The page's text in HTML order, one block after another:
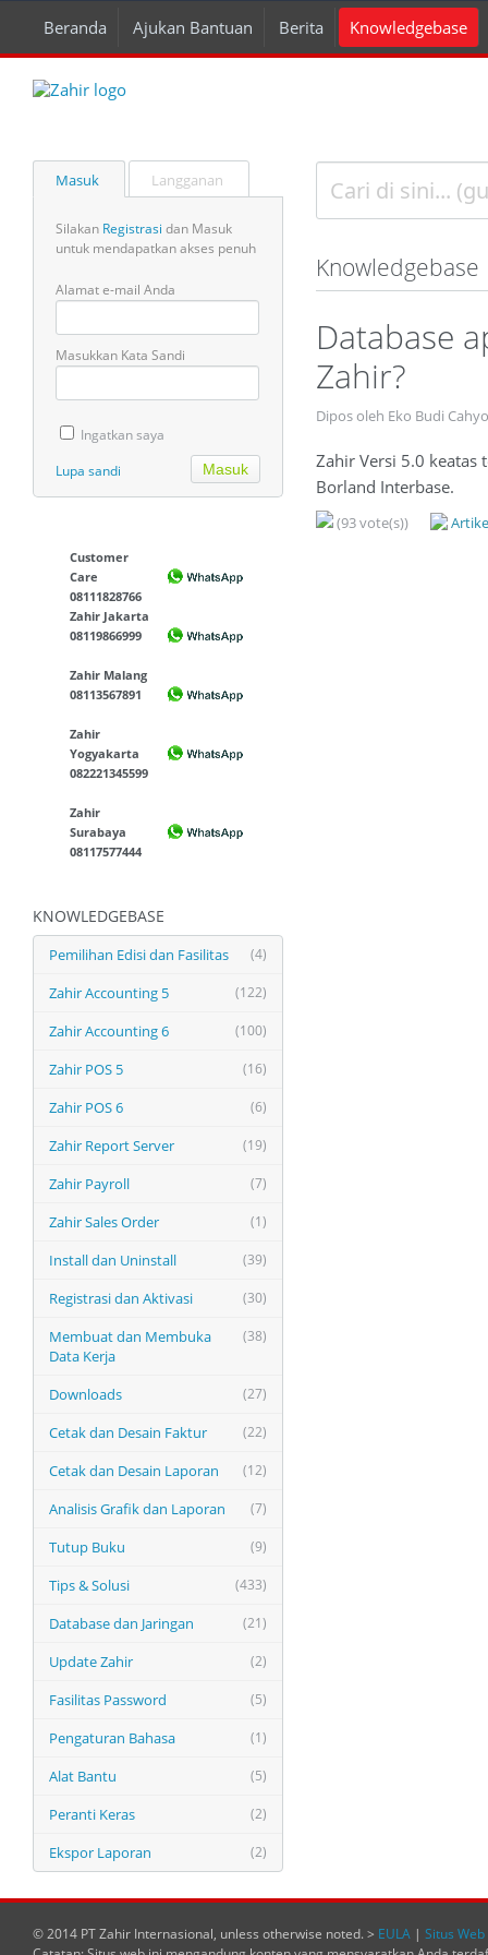
Beranda Ajukan Bantuan Berita Knowledgebase
Masuk Langganan
Silakan Registrasi dan Masuk
untuk mendapatkan akses penuh
Alamat e-mail Anda
Masukkan Kata Sandi
Ingatkan saya
Lupa sandi
Customer
Care
08111828766
Zahir Jakarta
08119866999
Zahir Malang
08113567891
Zahir
Yogyakarta
082221345599
Zahir
Surabaya
08117577444
KNOWLEDGEBASE
(4)
Pemilihan Edisi dan Fasilitas
(122)
Zahir Accounting 5
(100)
Zahir Accounting 6
(16)
Zahir POS 5
(6)
Zahir POS 6
(19)
Zahir Report Server
(7)
Zahir Payroll
(1)
Zahir Sales Order
(39)
Install dan Uninstall
(30)
Registrasi dan Aktivasi
(38)
Membuat dan Membuka
Data Kerja
(27)
Downloads
(22)
Cetak dan Desain Faktur
(12)
Cetak dan Desain Laporan
(7)
Analisis Grafik dan Laporan
(9)
Tutup Buku
(433)
Tips & Solusi
(21)
Database dan Jaringan
(2)
Update Zahir
(5)
Fasilitas Password
(1)
Pengaturan Bahasa
(5)
Alat Bantu
(2)
Peranti Keras
(2)
Ekspor Laporan
Knowledgebase
Database
Zahir?
Dipos oleh Eko Budi
Zahir Versi 5.0 keatas
Borland Interbase.
(93 vote(s))
© 2014 PT Zahir Internasional, unless otherwise noted. > EULA | Situs